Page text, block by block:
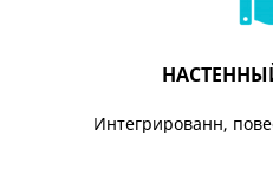
Интегрированн,